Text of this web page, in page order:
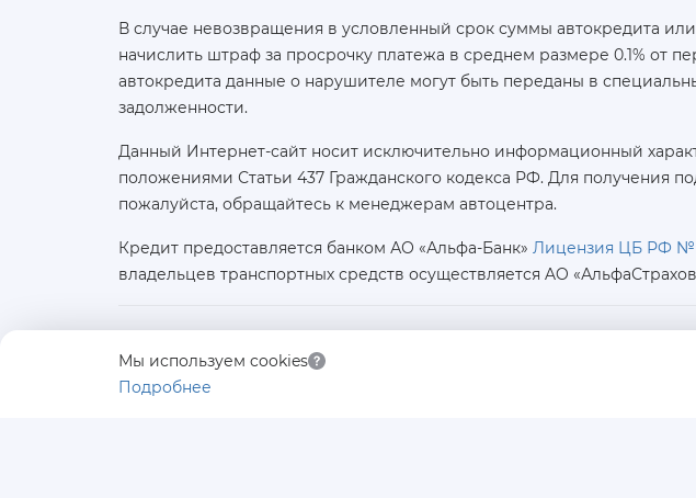
Мы используем cookies
Подробнее
В случае невозвращения в условленный срок суммы автокредита
начислить штраф за просрочку платежа в среднем размере 0.1% от
автокредита данные о нарушителе могут быть переданы в
задолженности.
Данный Интернет-сайт носит исключительно информационный
положениями Статьи 437 Гражданского кодекса РФ. Для получения
пожалуйста, обращайтесь к менеджерам автоцентра.
Кредит предоставляется банком АО «Альфа-Банк» Лицензия ЦБ РФ №
владельцев транспортных средств осуществляется AO
ООО «АВТОЛИДЕР»